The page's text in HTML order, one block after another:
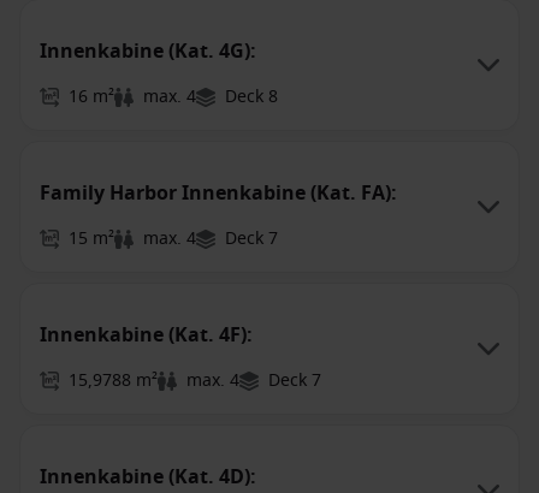
Innenkabine (Kat. 4G):
16 m² max. 4 Deck 8
Family Harbor Innenkabine (Kat. FA):
15 m² max. 4 Deck 7
Innenkabine (Kat. 4F):
15,9788 m² max. 4 Deck 7
Innenkabine (Kat. 4D):